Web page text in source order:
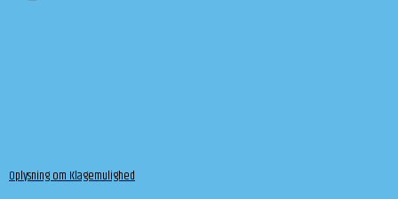
Oplysning om Klagemulighed